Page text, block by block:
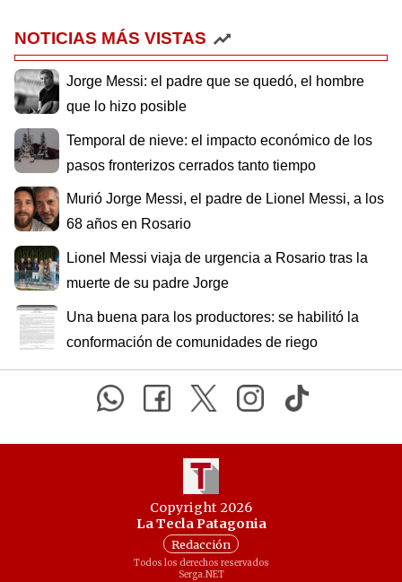
NOTICIAS MÁS VISTAS
Jorge Messi: el padre que se quedó, el hombre
que lo hizo posible
Temporal de nieve: el impacto económico de los
pasos fronterizos cerrados tanto tiempo
Murió Jorge Messi, el padre de Lionel Messi, a los
68 años en Rosario
Lionel Messi viaja de urgencia a Rosario tras la
muerte de su padre Jorge
Una buena para los productores: se habilitó la
conformación de comunidades de riego
Copyright 2026
La Tecla Patagonia
Redacción
Todos los derechos reservados
Serga.NET